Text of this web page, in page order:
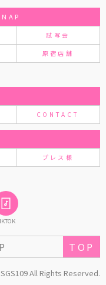
試写会
原宿店舗
CONTACT
プレス様
All Rights Reserved.
TOP